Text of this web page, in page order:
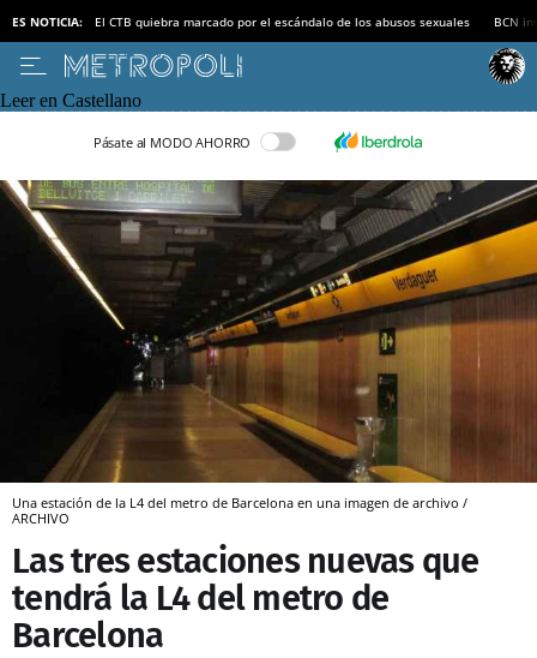
ES NOTICIA: El CTB quiebra marcado por el escándalo de los abusos sexuales BCN
Leer en Castellano
Pásate al MODO AHORRO
Una estación de la L4 del metro de Barcelona en una imagen de archivo /
ARCHIVO
Las tres estaciones nuevas que
tendrá la L4 del metro de
Barcelona